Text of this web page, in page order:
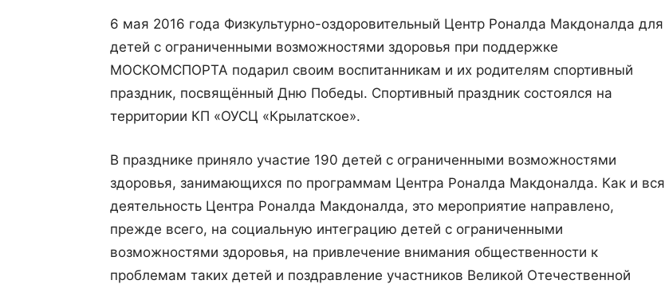
6 мая 2016 года Физкультурно-оздоровительный Центр Роналда Макдоналда для
детей с ограниченными возможностями здоровья при поддержке
МОСКОМСПОРТА подарил своим воспитанникам и их родителям спортивный
праздник, посвящённый Дню Победы. Спортивный праздник состоялся на
территории КП «ОУСЦ «Крылатское».
В празднике приняло участие 190 детей с ограниченными возможностями
здоровья, занимающихся по программам Центра Роналда Макдоналда. Как и вся
деятельность Центра Роналда Макдоналда, это мероприятие направлено,
прежде всего, на социальную интеграцию детей с ограниченными
возможностями здоровья, на привлечение внимания общественности к
проблемам таких детей и поздравление участников Великой Отечественной